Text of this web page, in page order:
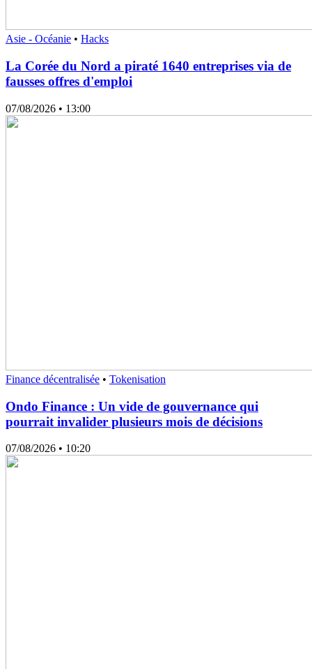
Asie - Océanie • Hacks
La Corée du Nord a piraté 1640 entreprises via de
fausses offres d'emploi
07/08/2026 • 13:00
Finance décentralisée • Tokenisation
Ondo Finance : Un vide de gouvernance qui
pourrait invalider plusieurs mois de décisions
07/08/2026 • 10:20